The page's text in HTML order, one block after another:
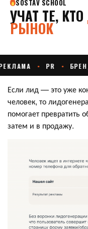
Если лид — это уже
человек, то
помогает превратить
затем и в продажу.